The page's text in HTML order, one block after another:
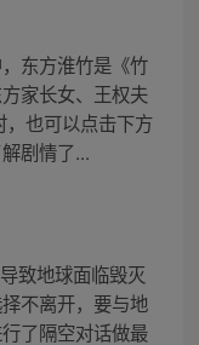
东方淮竹是《竹
家长女、王权夫
，也可以点击下方
剧情了...
致地球面临毁灭
不离开，要与地
了隔空对话做最